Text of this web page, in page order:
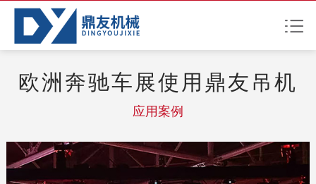
欧洲奔驰车展使用鼎友吊机
应用案例